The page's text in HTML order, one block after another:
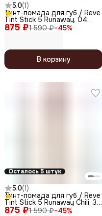
5.0(1)
875 ₽1 590 ₽−45%
Тинт-помада для губ / Reve
Tint Stick 5 Runaway, 04
Brave Tangerine, 3,5 г
В корзину
Осталось 5 штук
5.0(1)
875 ₽1 590 ₽−45%
Тинт-помада для губ / Reve
Tint Stick 5 Runaway Chili, 3,5
г